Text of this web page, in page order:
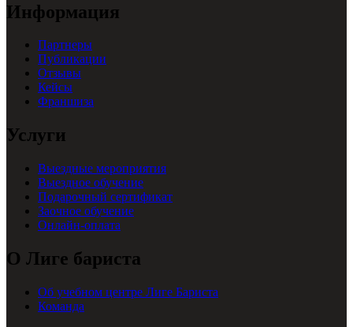
Информация
Партнеры
Публикации
Отзывы
Кейсы
Франшиза
Услуги
Выездные мероприятия
Выездное обучение
Подарочный сертификат
Заочное обучение
Онлайн-оплата
О Лиге бариста
Об учебном центре Лиге Бариста
Команда